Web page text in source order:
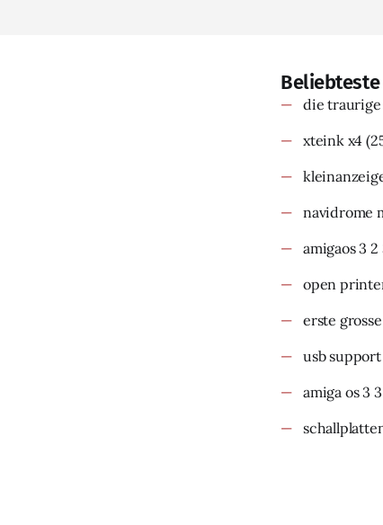
die
xteink x4
navidrome
amigaos 3
open
erste
usb
amiga os 3